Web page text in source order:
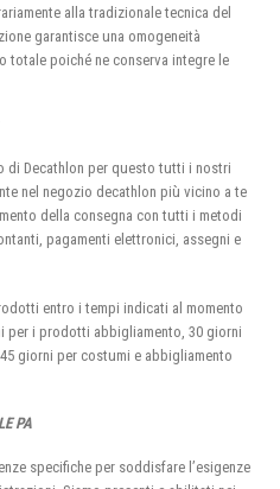
alla tradizionale tecnica del
garantisce una omogeneità
totale poiché ne conserva integre le
di Decathlon per questo tutti i nostri
nel negozio decathlon più vicino a te
della consegna con tutti i metodi
pagamenti elettronici, assegni e
entro i tempi indicati al momento
per i prodotti abbigliamento, 30 giorni
giorni per costumi e abbigliamento
PA
specifiche per soddisfare l’esigenze